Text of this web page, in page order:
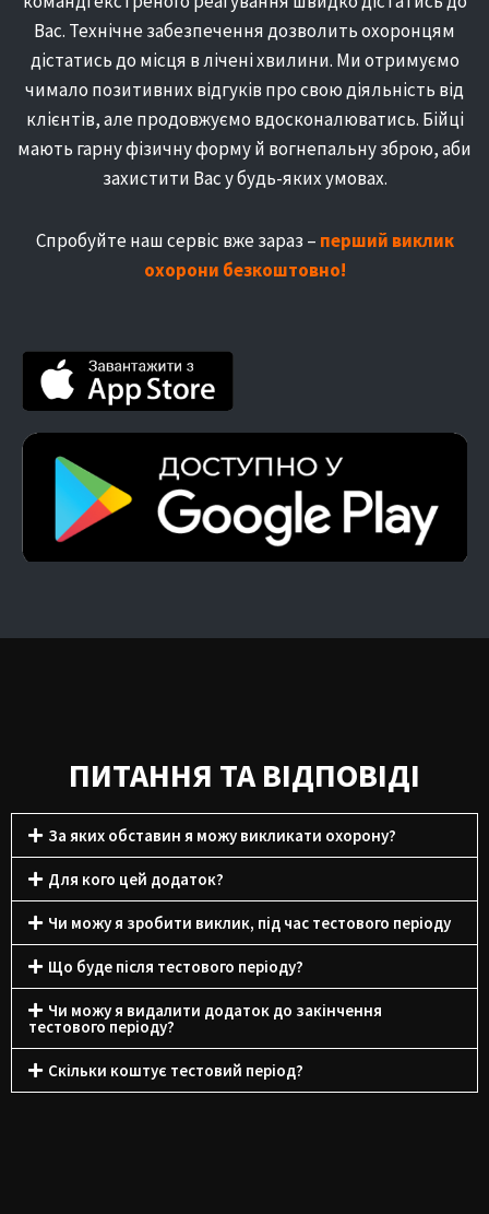
Вас. Технічне забезпечення дозволить охоронцям
дістатись до місця в лічені хвилини. Ми отримуємо
чимало позитивних відгуків про свою діяльність від
клієнтів, але продовжуємо вдосконалюватись. Бійці
мають гарну фізичну форму й вогнепальну зброю, аби
захистити Вас у будь-яких умовах.
Спробуйте наш сервіс вже зараз – перший виклик
охорони безкоштовно!
ПИТАННЯ ТА ВІДПОВІДІ
За яких обставин я можу викликати охорону?
Для кого цей додаток?
Чи можу я зробити виклик, під час тестового періоду
Що буде після тестового періоду?
Чи можу я видалити додаток до закінчення
тестового періоду?
Скільки коштує тестовий період?